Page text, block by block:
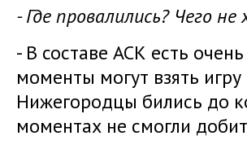
- Где провалились? Чего не
- В составе АСК есть
моменты могут взять
Нижегородцы бились до
моментах не смогли